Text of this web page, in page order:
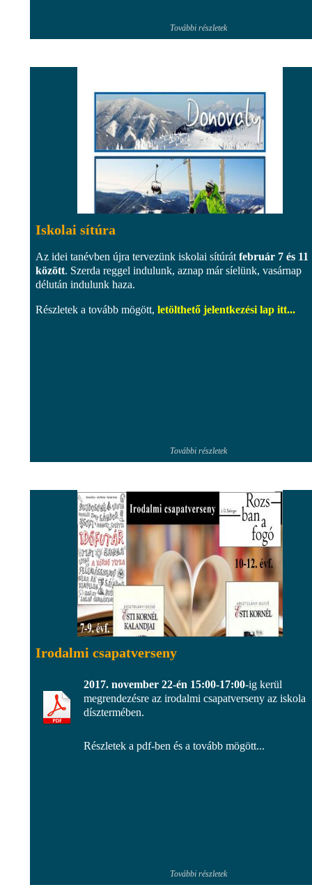
További részletek
Iskolai sítúra
Az idei tanévben újra tervezünk iskolai sítúrát február 7 és 11
között. Szerda reggel indulunk, aznap már síelünk, vasárnap
délután indulunk haza.
Részletek a tovább mögött, letölthető jelentkezési lap itt...
További részletek
Irodalmi csapatverseny
2017. november 22-én 15:00-17:00-ig kerül
megrendezésre az irodalmi csapatverseny az iskola
dísztermében.
Részletek a pdf-ben és a tovább mögött...
További részletek